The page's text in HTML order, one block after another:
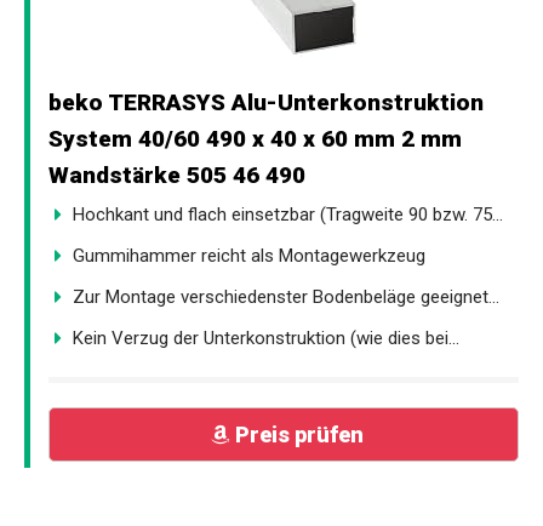
beko TERRASYS Alu-Unterkonstruktion
System 40/60 490 x 40 x 60 mm 2 mm
Wandstärke 505 46 490
Hochkant und flach einsetzbar (Tragweite 90 bzw. 75...
Gummihammer reicht als Montagewerkzeug
Zur Montage verschiedenster Bodenbeläge geeignet...
Kein Verzug der Unterkonstruktion (wie dies bei...
Preis prüfen